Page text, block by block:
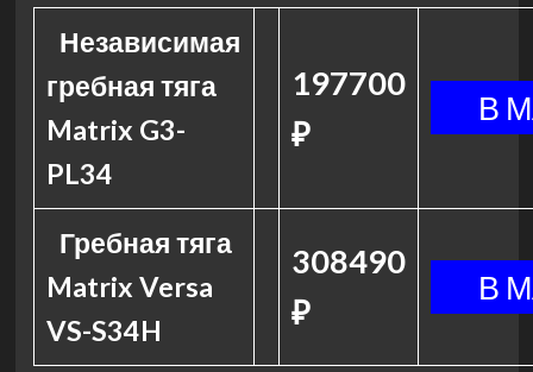
Независимая
гребная тяга
Matrix G3-
PL34
197700
₽
Гребная тяга
Matrix Versa
VS-S34H
308490
₽